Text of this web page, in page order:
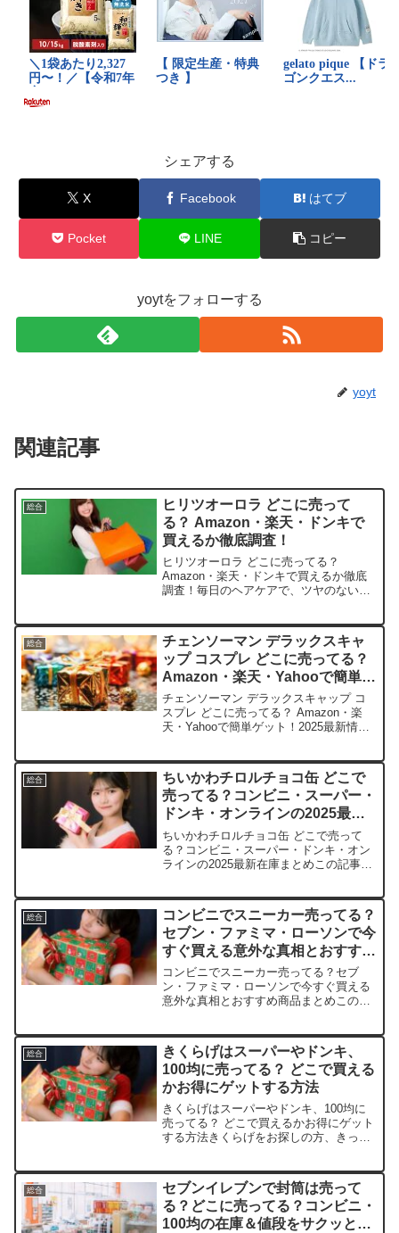
シェアする
X Facebook はてブ
Pocket LINE コピー
yoytをフォローする
yoyt
関連記事
総合
ヒリツオーロラ どこに売って
る？ Amazon・楽天・ドンキで
買えるか徹底調査！
ヒリツオーロラ どこに売ってる？
Amazon・楽天・ドンキで買えるか徹底
調査！毎日のヘアケアで、ツヤのない髪
価格、安く買えるスポットを手短に紹介
します。あなたもき...
総合
チェンソーマン デラックスキャ
ップ コスプレ どこに売ってる？
Amazon・楽天・Yahooで簡単ゲ
ット！2025最新情報
チェンソーマン デラックスキャップ コ
スプレ どこに売ってる？ Amazon・楽
天・Yahooで簡単ゲット！2025最新情報
レ、憧れますよね。この記事では、そん
なデラッ...
総合
ちいかわチロルチョコ缶 どこで
売ってる？コンビニ・スーパー・
ドンキ・オンラインの2025最新
在庫まとめ
ちいかわチロルチョコ缶 どこで売って
る？コンビニ・スーパー・ドンキ・オン
ラインの2025最新在庫まとめこの記事で
と紹介します。かわいい缶に癒されなが
ら、すぐゲットできる...
総合
コンビニでスニーカー売ってる？
セブン・ファミマ・ローソンで今
すぐ買える意外な真相とおすすめ
商品まとめ
コンビニでスニーカー売ってる？セブ
ン・ファミマ・ローソンで今すぐ買える
意外な真相とおすすめ商品まとめこの記
安く買える場所などを手短に紹介しま
す。オンライン店舗商品例平均...
総合
きくらげはスーパーやドンキ、
100均に売ってる？ どこで買える
かお得にゲットする方法
きくらげはスーパーやドンキ、100均に
売ってる？ どこで買えるかお得にゲット
する方法きくらげをお探しの方、きっと
や平均価格、安く買えるスポットを手短
に紹介します。毎日の...
総合
セブンイレブンで封筒は売って
る？どこに売ってる？コンビニ・
100均の在庫＆値段をサクッとチ